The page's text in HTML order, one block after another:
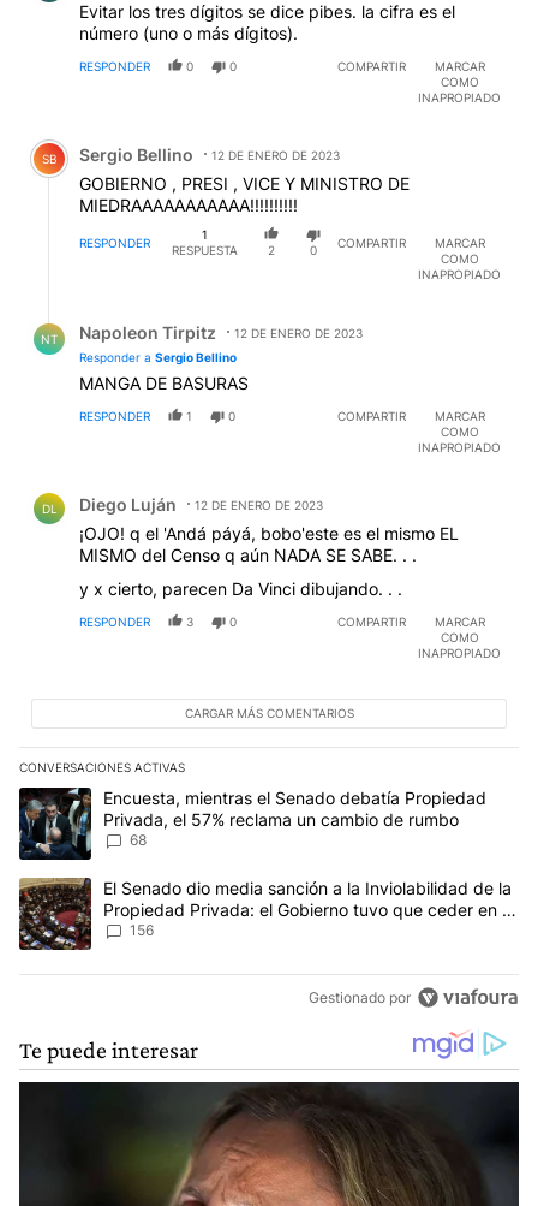
Evitar los tres dígitos se dice pibes. la cifra es el
número (uno o más dígitos).
RESPONDER 0 0 COMPARTIR
MARCAR
COMO
INAPROPIADO
Comentario de Sergio Bellino.
SB Sergio Bellino 12 DE ENERO DE 2023
GOBIERNO , PRESI , VICE Y MINISTRO DE
MIEDRAAAAAAAAAAA!!!!!!!!!!
RESPONDER
1
RESPUESTA
2 0
COMPARTIR
MARCAR
COMO
INAPROPIADO
NT Napoleon Tirpitz
12 DE ENERO DE 2023
Responder a Sergio Bellino
MANGA DE BASURAS
RESPONDER 1 0 COMPARTIR
MARCAR
COMO
INAPROPIADO
DL Diego Luján 12 DE ENERO DE 2023
¡OJO! q el 'Andá páyá, bobo'este es el mismo EL
MISMO del Censo q aún NADA SE SABE. . .
y x cierto, parecen Da Vinci dibujando. . .
RESPONDER 3 0 COMPARTIR
MARCAR
COMO
INAPROPIADO
CARGAR MÁS COMENTARIOS
CONVERSACIONES ACTIVAS
Este listado muestra los artículos con más comentarios en los
Un artículo de tendencia con el título "Encuesta, mientras el
Encuesta, mientras el Senado debatía Propiedad
Privada, el 57% reclama un cambio de rumbo
68
Un artículo de tendencia con el título "El Senado dio media
El Senado dio media sanción a la Inviolabilidad de la
Propiedad Privada: el Gobierno tuvo que ceder en la
Ley del Manejo del Fuego
156
Gestionado por